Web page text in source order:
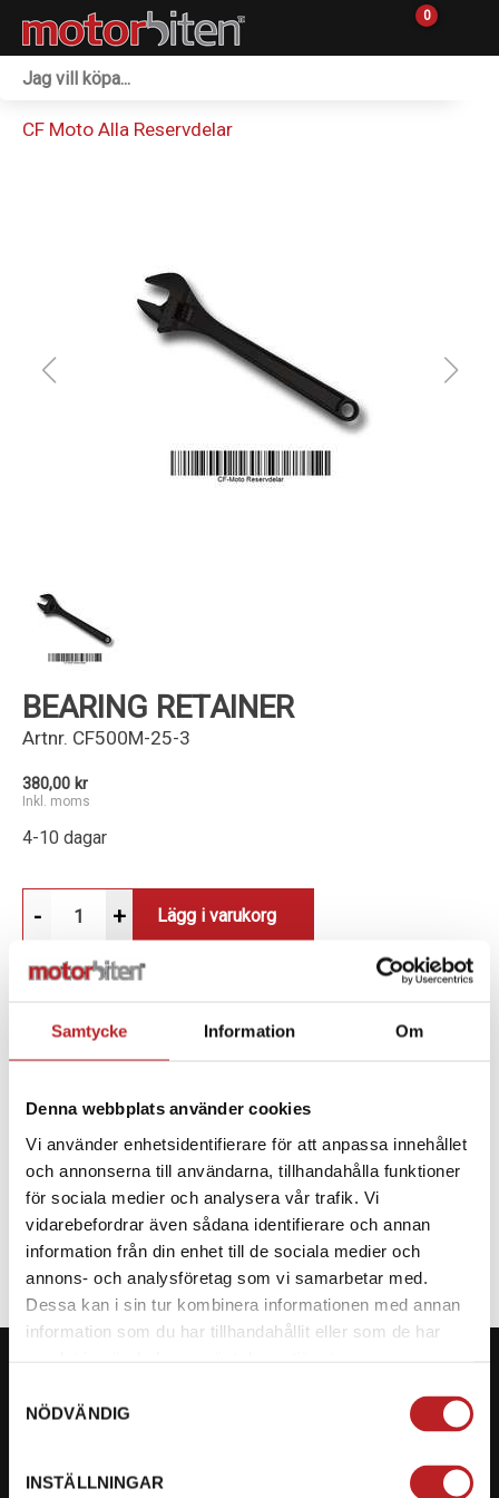
Samtycke Information Om
Denna webbplats använder cookies
Vi använder enhetsidentifierare för att anpassa innehållet
och annonserna till användarna, tillhandahålla funktioner
för sociala medier och analysera vår trafik. Vi
vidarebefordrar även sådana identifierare och annan
information från din enhet till de sociala medier och
annons- och analysföretag som vi samarbetar med.
Dessa kan i sin tur kombinera informationen med annan
information som du har tillhandahållit eller som de har
NÖDVÄNDIG
INSTÄLLNINGAR
0
Reservdelar
Sprängskisser
CF Moto Alla Reservdelar
BEARING RETAINER
Artnr. CF500M-25-3
380,00 kr
Inkl. moms
4-10 dagar
- + Lägg i varukorg
Reservdel till CF Moto
SPECIFIKATION
Ångra mitt köp